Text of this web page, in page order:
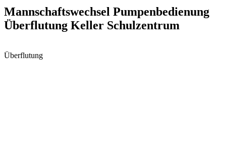
Mannschaftswechsel Pumpenbedienung
Überflutung Keller Schulzentrum
Überflutung